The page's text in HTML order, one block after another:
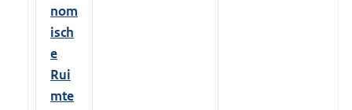
nom
isch
e
Rui
mte